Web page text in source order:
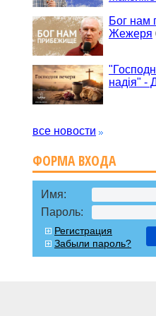
Бог нам
Жежеря
надія" -
все новости
ФОРМА ВХОДА
Имя:
Пароль:
Регистрация
Забыли пароль?